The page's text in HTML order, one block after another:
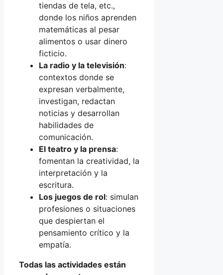
tiendas de tela, etc.,
donde los niños aprenden
matemáticas al pesar
alimentos o usar dinero
ficticio.
La radio y la televisión:
contextos donde se
expresan verbalmente,
investigan, redactan
noticias y desarrollan
habilidades de
comunicación.
El teatro y la prensa:
fomentan la creatividad, la
interpretación y la
escritura.
Los juegos de rol: simulan
profesiones o situaciones
que despiertan el
pensamiento crítico y la
empatía.
Todas las actividades están